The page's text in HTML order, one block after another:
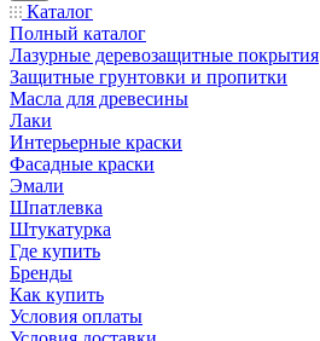
Каталог
Полный каталог
Лазурные деревозащитные покрытия
Защитные грунтовки и пропитки
Масла для древесины
Лаки
Интерьерные краски
Фасадные краски
Эмали
Шпатлевка
Штукатурка
Где купить
Бренды
Как купить
Условия оплаты